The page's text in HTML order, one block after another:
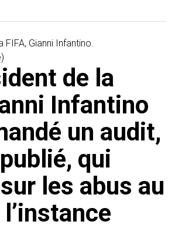
de la
Infantino
un audit,
qui
les abus au